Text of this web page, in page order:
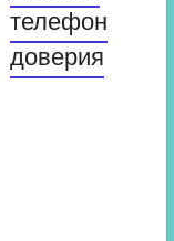
телефон
доверия